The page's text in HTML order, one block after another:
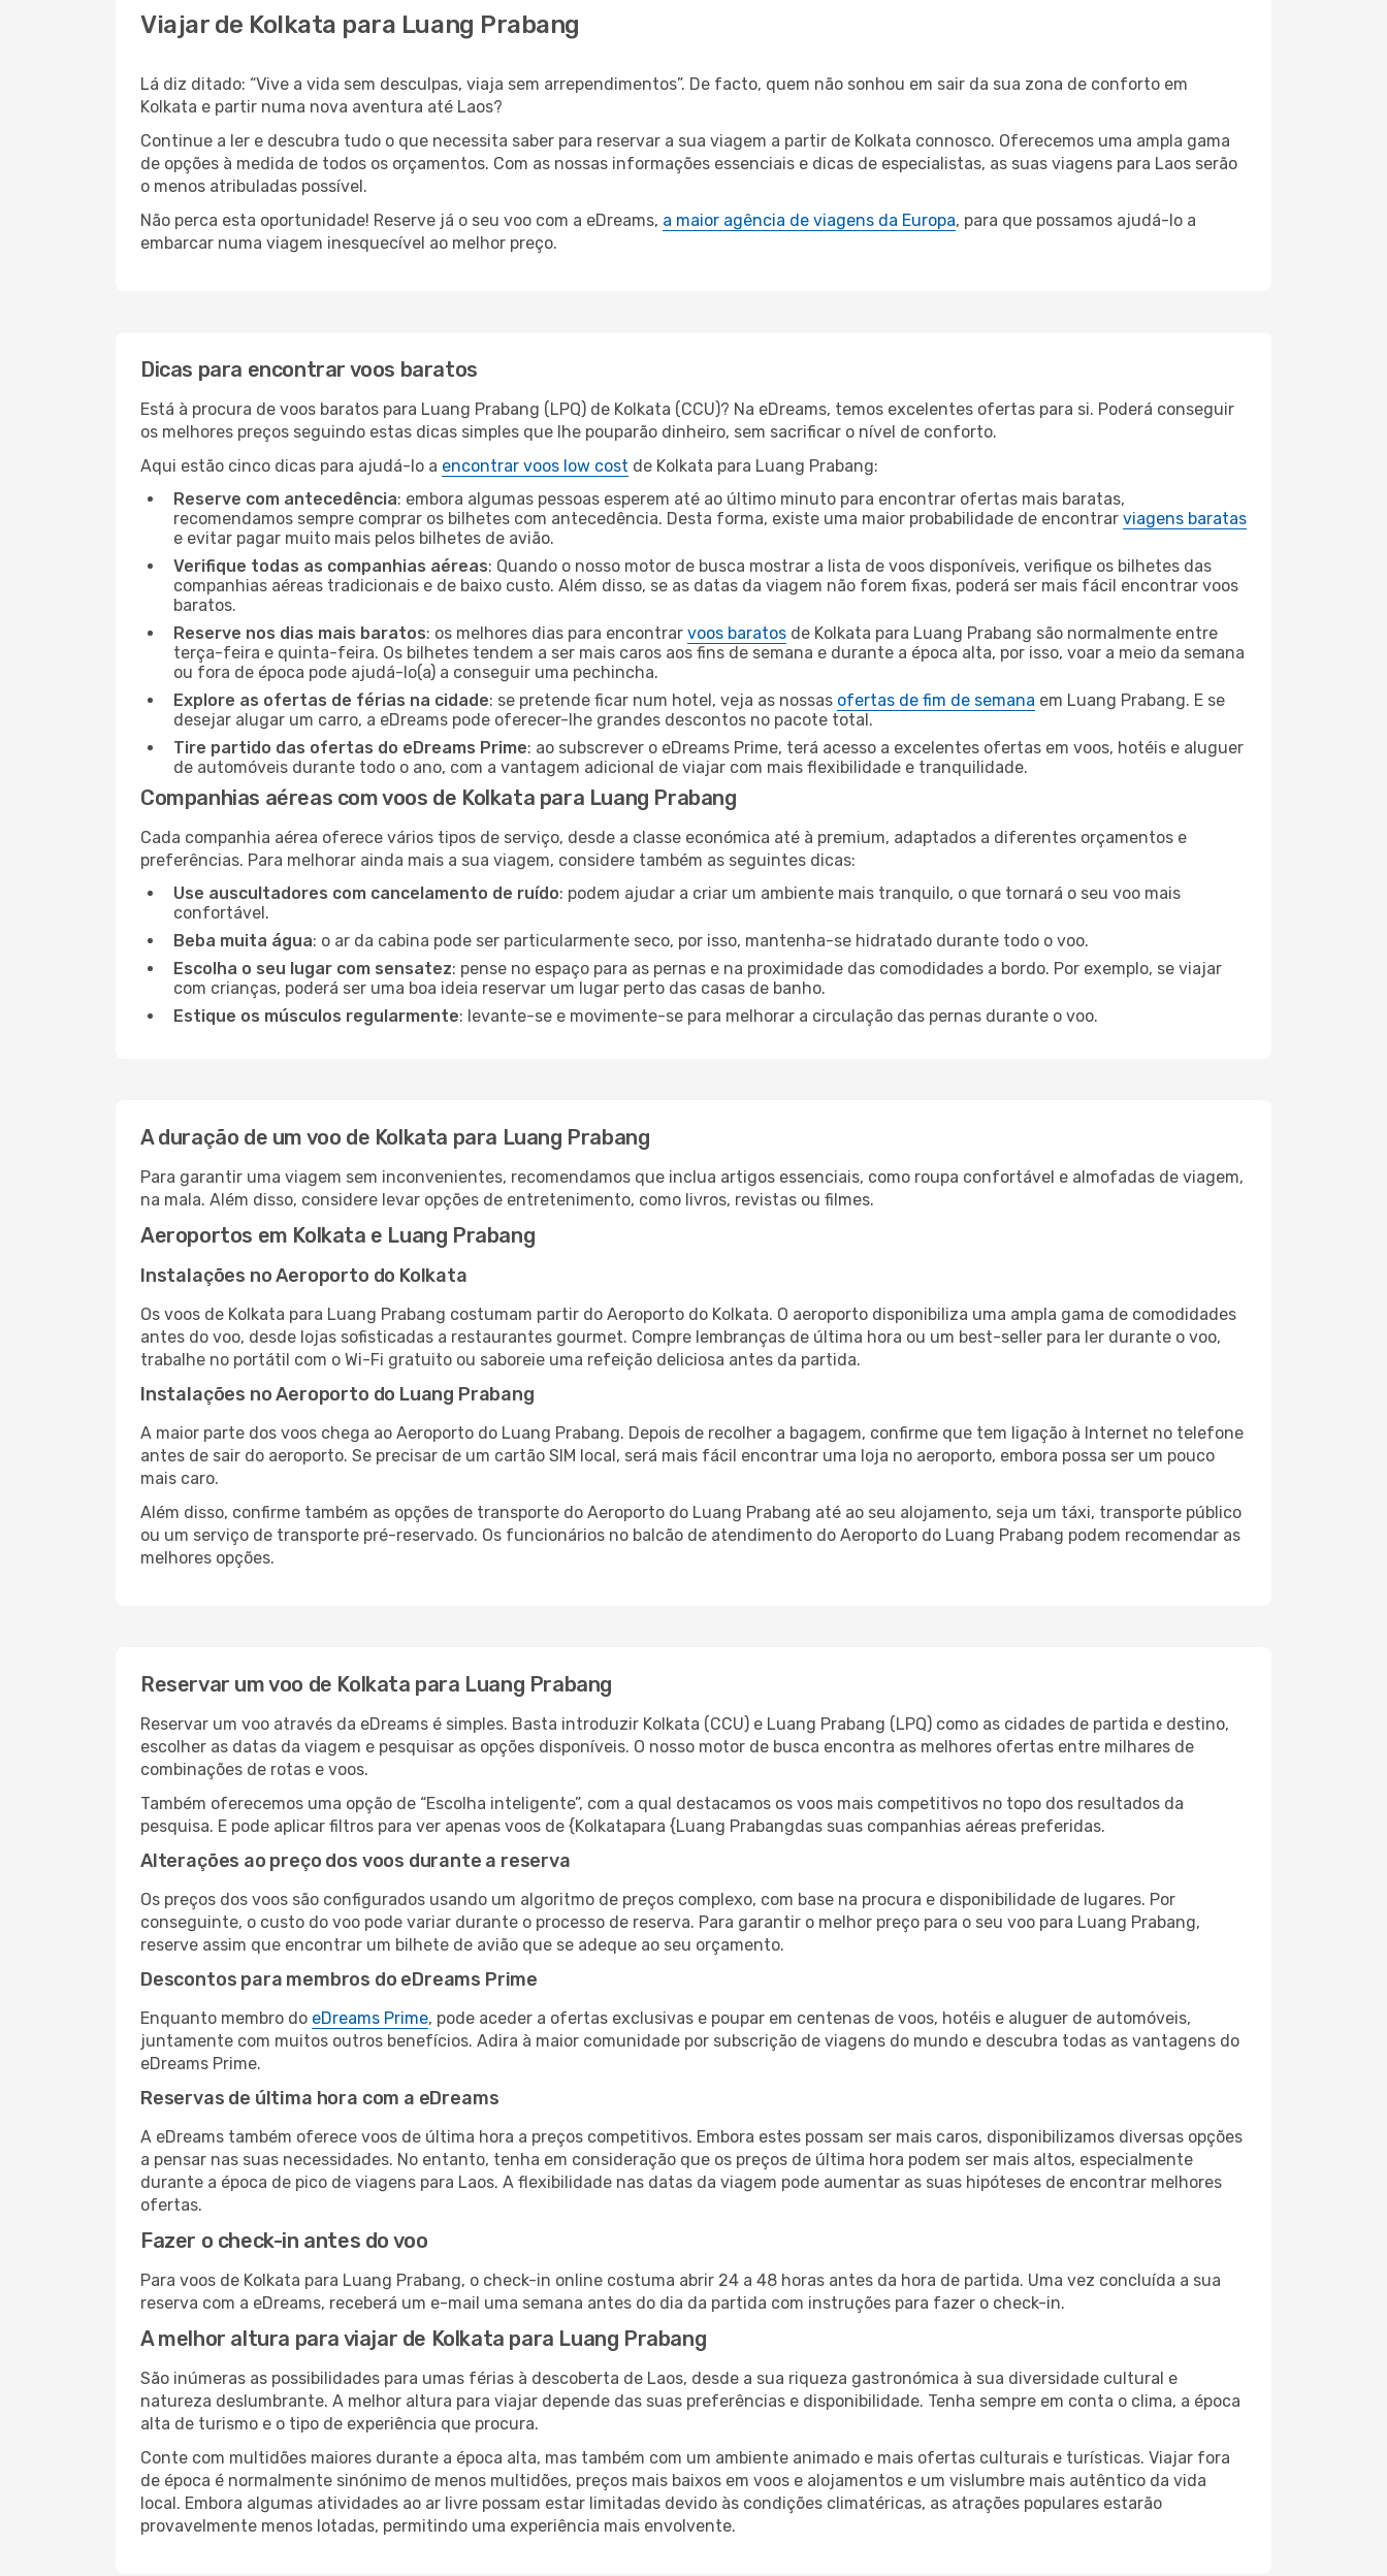
Viajar de Kolkata para Luang Prabang
Lá diz ditado: “Vive a vida sem desculpas, viaja sem arrependimentos”. De facto, quem não sonhou em sair da sua zona de conforto em
Kolkata e partir numa nova aventura até Laos?
Continue a ler e descubra tudo o que necessita saber para reservar a sua viagem a partir de Kolkata connosco. Oferecemos uma ampla gama
de opções à medida de todos os orçamentos. Com as nossas informações essenciais e dicas de especialistas, as suas viagens para Laos serão
o menos atribuladas possível.
Não perca esta oportunidade! Reserve já o seu voo com a eDreams, a maior agência de viagens da Europa, para que possamos ajudá-lo a
embarcar numa viagem inesquecível ao melhor preço.
Dicas para encontrar voos baratos
Está à procura de voos baratos para Luang Prabang (LPQ) de Kolkata (CCU)? Na eDreams, temos excelentes ofertas para si. Poderá conseguir
os melhores preços seguindo estas dicas simples que lhe pouparão dinheiro, sem sacrificar o nível de conforto.
Aqui estão cinco dicas para ajudá-lo a encontrar voos low cost de Kolkata para Luang Prabang:
Reserve com antecedência: embora algumas pessoas esperem até ao último minuto para encontrar ofertas mais baratas,
recomendamos sempre comprar os bilhetes com antecedência. Desta forma, existe uma maior probabilidade de encontrar viagens baratas
e evitar pagar muito mais pelos bilhetes de avião.
Verifique todas as companhias aéreas: Quando o nosso motor de busca mostrar a lista de voos disponíveis, verifique os bilhetes das
companhias aéreas tradicionais e de baixo custo. Além disso, se as datas da viagem não forem fixas, poderá ser mais fácil encontrar voos
baratos.
Reserve nos dias mais baratos: os melhores dias para encontrar voos baratos de Kolkata para Luang Prabang são normalmente entre
terça-feira e quinta-feira. Os bilhetes tendem a ser mais caros aos fins de semana e durante a época alta, por isso, voar a meio da semana
ou fora de época pode ajudá-lo(a) a conseguir uma pechincha.
Explore as ofertas de férias na cidade: se pretende ficar num hotel, veja as nossas ofertas de fim de semana em Luang Prabang. E se
desejar alugar um carro, a eDreams pode oferecer-lhe grandes descontos no pacote total.
Tire partido das ofertas do eDreams Prime: ao subscrever o eDreams Prime, terá acesso a excelentes ofertas em voos, hotéis e aluguer
de automóveis durante todo o ano, com a vantagem adicional de viajar com mais flexibilidade e tranquilidade.
Companhias aéreas com voos de Kolkata para Luang Prabang
Cada companhia aérea oferece vários tipos de serviço, desde a classe económica até à premium, adaptados a diferentes orçamentos e
preferências. Para melhorar ainda mais a sua viagem, considere também as seguintes dicas:
Use auscultadores com cancelamento de ruído: podem ajudar a criar um ambiente mais tranquilo, o que tornará o seu voo mais
confortável.
Beba muita água: o ar da cabina pode ser particularmente seco, por isso, mantenha-se hidratado durante todo o voo.
Escolha o seu lugar com sensatez: pense no espaço para as pernas e na proximidade das comodidades a bordo. Por exemplo, se viajar
com crianças, poderá ser uma boa ideia reservar um lugar perto das casas de banho.
Estique os músculos regularmente: levante-se e movimente-se para melhorar a circulação das pernas durante o voo.
A duração de um voo de Kolkata para Luang Prabang
Para garantir uma viagem sem inconvenientes, recomendamos que inclua artigos essenciais, como roupa confortável e almofadas de viagem,
na mala. Além disso, considere levar opções de entretenimento, como livros, revistas ou filmes.
Aeroportos em Kolkata e Luang Prabang
Instalações no Aeroporto do Kolkata
Os voos de Kolkata para Luang Prabang costumam partir do Aeroporto do Kolkata. O aeroporto disponibiliza uma ampla gama de comodidades
antes do voo, desde lojas sofisticadas a restaurantes gourmet. Compre lembranças de última hora ou um best-seller para ler durante o voo,
trabalhe no portátil com o Wi-Fi gratuito ou saboreie uma refeição deliciosa antes da partida.
Instalações no Aeroporto do Luang Prabang
A maior parte dos voos chega ao Aeroporto do Luang Prabang. Depois de recolher a bagagem, confirme que tem ligação à Internet no telefone
antes de sair do aeroporto. Se precisar de um cartão SIM local, será mais fácil encontrar uma loja no aeroporto, embora possa ser um pouco
mais caro.
Além disso, confirme também as opções de transporte do Aeroporto do Luang Prabang até ao seu alojamento, seja um táxi, transporte público
ou um serviço de transporte pré-reservado. Os funcionários no balcão de atendimento do Aeroporto do Luang Prabang podem recomendar as
melhores opções.
Reservar um voo de Kolkata para Luang Prabang
Reservar um voo através da eDreams é simples. Basta introduzir Kolkata (CCU) e Luang Prabang (LPQ) como as cidades de partida e destino,
escolher as datas da viagem e pesquisar as opções disponíveis. O nosso motor de busca encontra as melhores ofertas entre milhares de
combinações de rotas e voos.
Também oferecemos uma opção de “Escolha inteligente”, com a qual destacamos os voos mais competitivos no topo dos resultados da
pesquisa. E pode aplicar filtros para ver apenas voos de {Kolkatapara {Luang Prabangdas suas companhias aéreas preferidas.
Alterações ao preço dos voos durante a reserva
Os preços dos voos são configurados usando um algoritmo de preços complexo, com base na procura e disponibilidade de lugares. Por
conseguinte, o custo do voo pode variar durante o processo de reserva. Para garantir o melhor preço para o seu voo para Luang Prabang,
reserve assim que encontrar um bilhete de avião que se adeque ao seu orçamento.
Descontos para membros do eDreams Prime
Enquanto membro do eDreams Prime, pode aceder a ofertas exclusivas e poupar em centenas de voos, hotéis e aluguer de automóveis,
juntamente com muitos outros benefícios. Adira à maior comunidade por subscrição de viagens do mundo e descubra todas as vantagens do
eDreams Prime.
Reservas de última hora com a eDreams
A eDreams também oferece voos de última hora a preços competitivos. Embora estes possam ser mais caros, disponibilizamos diversas opções
a pensar nas suas necessidades. No entanto, tenha em consideração que os preços de última hora podem ser mais altos, especialmente
durante a época de pico de viagens para Laos. A flexibilidade nas datas da viagem pode aumentar as suas hipóteses de encontrar melhores
ofertas.
Fazer o check-in antes do voo
Para voos de Kolkata para Luang Prabang, o check-in online costuma abrir 24 a 48 horas antes da hora de partida. Uma vez concluída a sua
reserva com a eDreams, receberá um e-mail uma semana antes do dia da partida com instruções para fazer o check-in.
A melhor altura para viajar de Kolkata para Luang Prabang
São inúmeras as possibilidades para umas férias à descoberta de Laos, desde a sua riqueza gastronómica à sua diversidade cultural e
natureza deslumbrante. A melhor altura para viajar depende das suas preferências e disponibilidade. Tenha sempre em conta o clima, a época
alta de turismo e o tipo de experiência que procura.
Conte com multidões maiores durante a época alta, mas também com um ambiente animado e mais ofertas culturais e turísticas. Viajar fora
de época é normalmente sinónimo de menos multidões, preços mais baixos em voos e alojamentos e um vislumbre mais autêntico da vida
local. Embora algumas atividades ao ar livre possam estar limitadas devido às condições climatéricas, as atrações populares estarão
provavelmente menos lotadas, permitindo uma experiência mais envolvente.